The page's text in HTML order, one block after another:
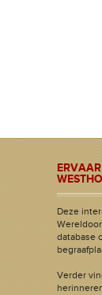
Deze
database
Verder